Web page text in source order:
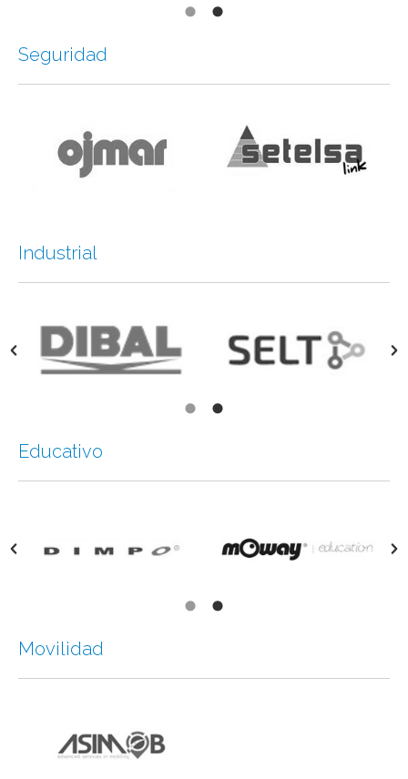
Seguridad
Industrial
Educativo
Movilidad